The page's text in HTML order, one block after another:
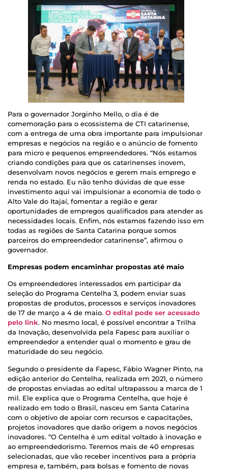
Para o governador Jorginho Mello, o dia é de
comemoração para o ecossistema de CTI catarinense,
com a entrega de uma obra importante para impulsionar
empresas e negócios na região e o anúncio de fomento
para micro e pequenos empreendedores. “Nós estamos
criando condições para que os catarinenses inovem,
desenvolvam novos negócios e gerem mais emprego e
renda no estado. Eu não tenho dúvidas de que esse
investimento aqui vai impulsionar a economia de todo o
Alto Vale do Itajaí, fomentar a região e gerar
oportunidades de empregos qualificados para atender as
necessidades locais. Enfim, nós estamos fazendo isso em
todas as regiões de Santa Catarina porque somos
parceiros do empreendedor catarinense”, afirmou o
governador.
Empresas podem encaminhar propostas até maio
Os empreendedores interessados em participar da
seleção do Programa Centelha 3, podem enviar suas
propostas de produtos, processos e serviços inovadores
de 17 de março a 4 de maio. O edital pode ser acessado
pelo link. No mesmo local, é possível encontrar a Trilha
da Inovação, desenvolvida pela Fapesc para auxiliar o
empreendedor a entender qual o momento e grau de
maturidade do seu negócio.
Segundo o presidente da Fapesc, Fábio Wagner Pinto, na
edição anterior do Centelha, realizada em 2021, o número
de propostas enviadas ao edital ultrapassou a marca de 1
mil. Ele explica que o Programa Centelha, que hoje é
realizado em todo o Brasil, nasceu em Santa Catarina
com o objetivo de apoiar com recursos e capacitações,
projetos inovadores que darão origem a novos negócios
inovadores. “O Centelha é um edital voltado à inovação e
ao empreendedorismo. Teremos mais de 40 empresas
selecionadas, que vão receber incentivos para a própria
empresa e, também, para bolsas e fomento de novas